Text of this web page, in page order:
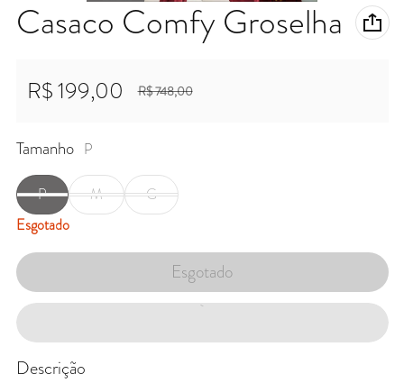
Casaco Comfy Groselha
Preço promocional
R$ 199,00
Preço normal R$ 748,00
Tamanho P
P M
G
Esgotado
Esgotado
Descrição